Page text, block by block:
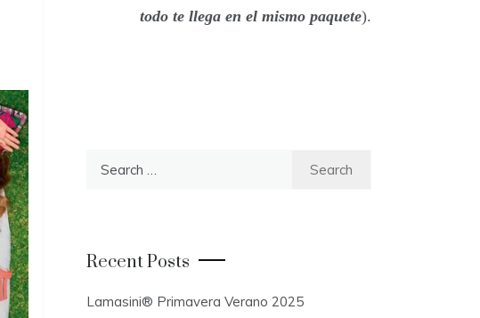
todo te llega en el mismo paquete).
h
f
Recent Posts
Lamasini® Primavera Verano 2025